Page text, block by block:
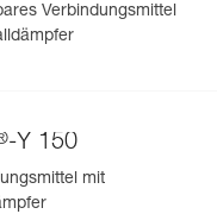
Verbindungsmittel
-Y 150
mit